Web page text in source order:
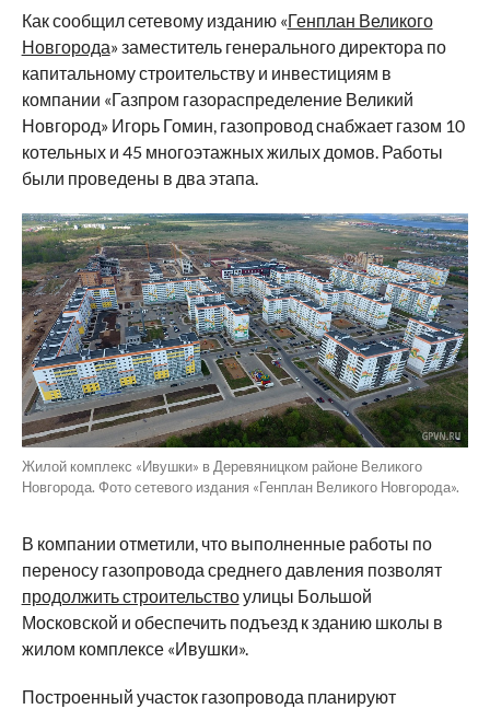
Как сообщил сетевому изданию «Генплан Великого
Новгорода» заместитель генерального директора по
капитальному строительству и инвестициям в
компании «Газпром газораспределение Великий
Новгород» Игорь Гомин, газопровод снабжает газом 10
котельных и 45 многоэтажных жилых домов. Работы
были проведены в два этапа.
Жилой комплекс «Ивушки» в Деревяницком районе Великого
Новгорода. Фото сетевого издания «Генплан Великого Новгорода».
В компании отметили, что выполненные работы по
переносу газопровода среднего давления позволят
продолжить строительствоулицы Большой
Московской и обеспечить подъезд к зданию школы в
жилом комплексе «Ивушки».
Построенный участок газопровода планируют